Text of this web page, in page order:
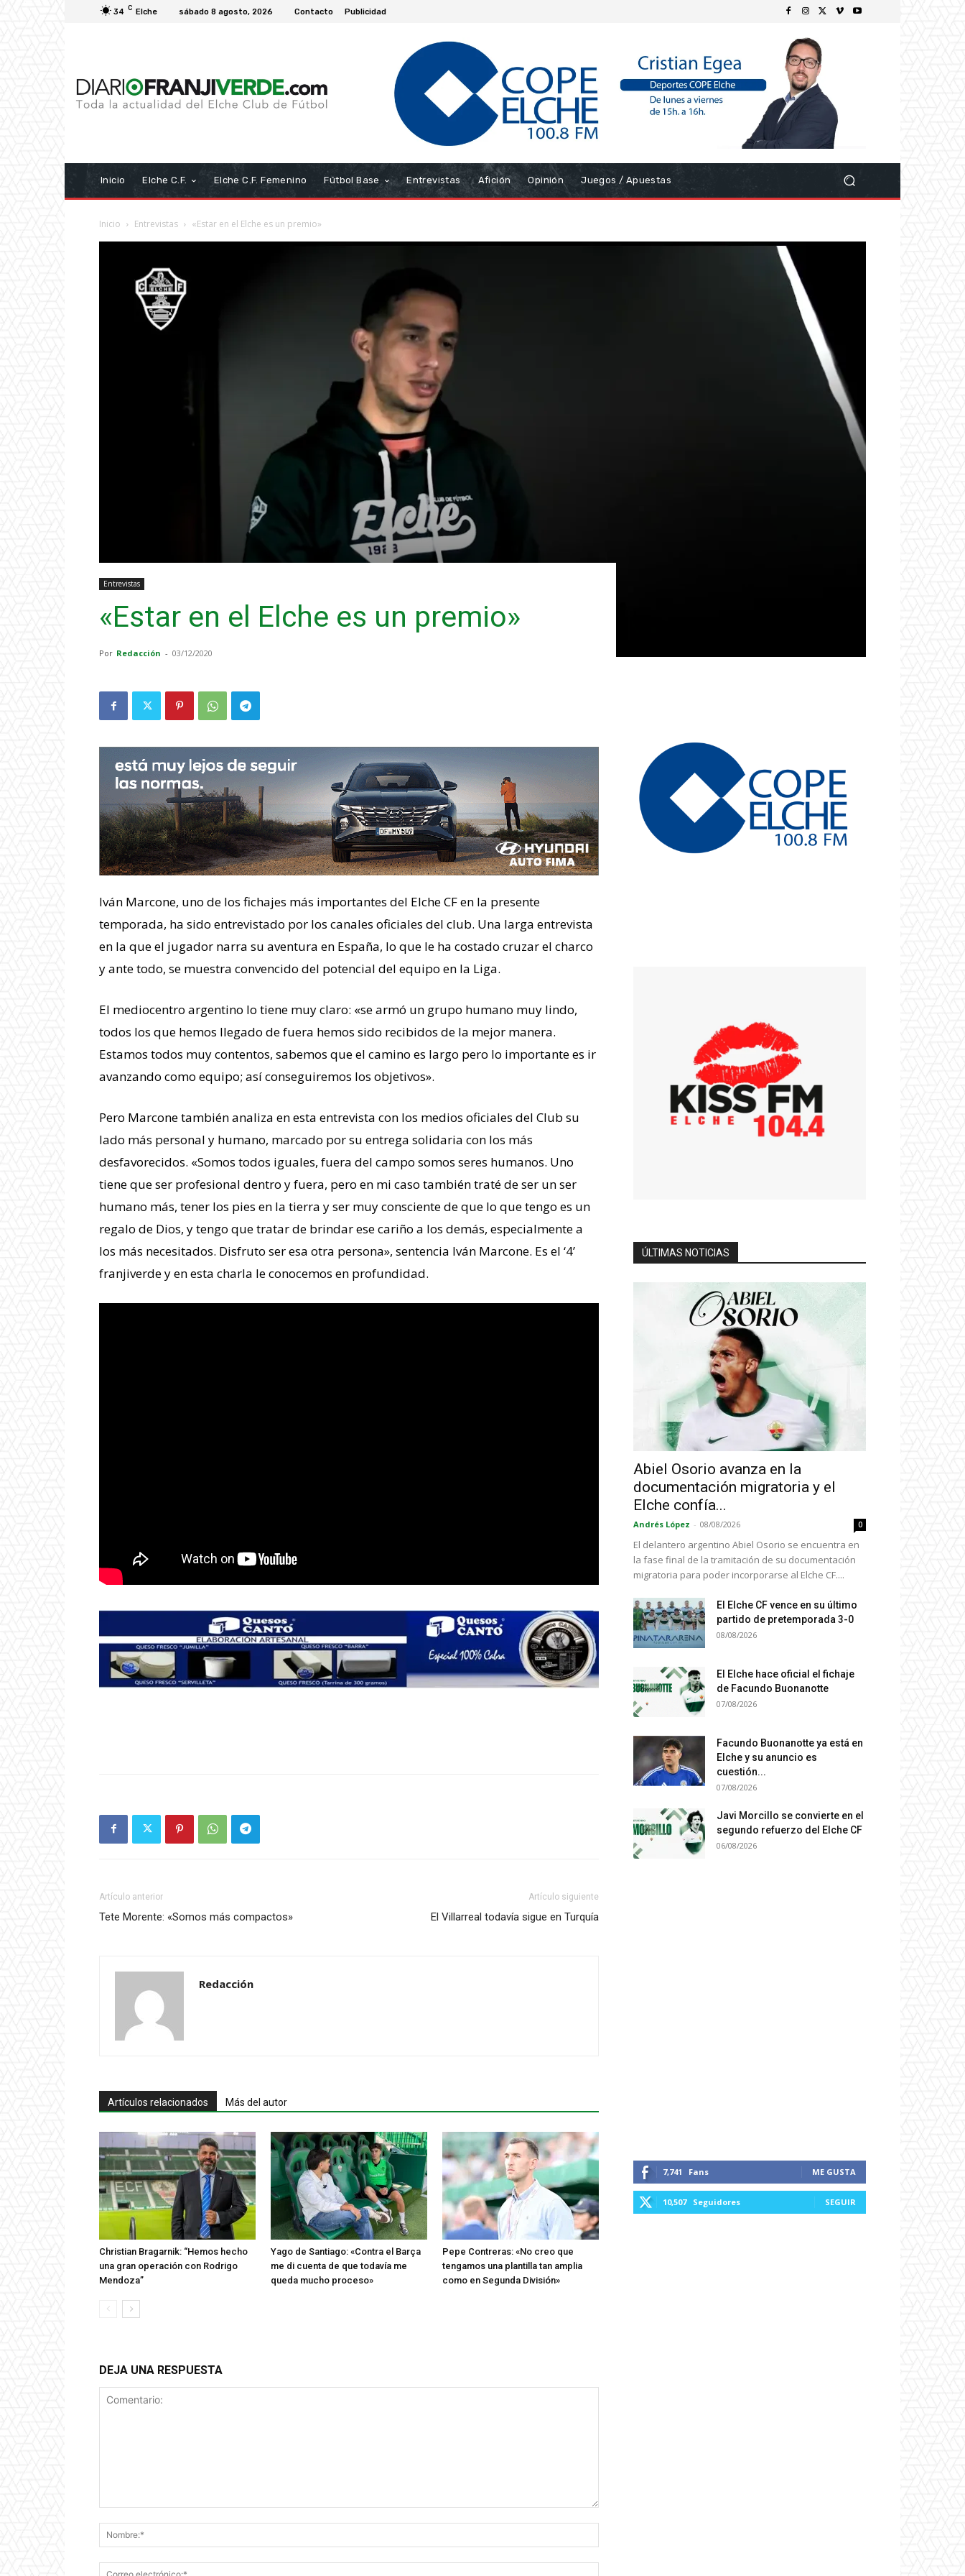
34 C Elche sábado 8 agosto, 2026 Contacto Publicidad
Inicio Elche C.F. Elche C.F. Femenino Fútbol Base Entrevistas Afición Opinión Juegos / Apuestas
Inicio Entrevistas «Estar en el Elche es un premio»
Entrevistas
«Estar en el Elche es un premio»
Por Redacción - 03/12/2020
Iván Marcone, uno de los fichajes más importantes del Elche CF en la presente
temporada, ha sido entrevistado por los canales oficiales del club. Una larga entrevista
en la que el jugador narra su aventura en España, lo que le ha costado cruzar el charco
y ante todo, se muestra convencido del potencial del equipo en la Liga.
El mediocentro argentino lo tiene muy claro: «se armó un grupo humano muy lindo,
todos los que hemos llegado de fuera hemos sido recibidos de la mejor manera.
Estamos todos muy contentos, sabemos que el camino es largo pero lo importante es ir
avanzando como equipo; así conseguiremos los objetivos».
Pero Marcone también analiza en esta entrevista con los medios oficiales del Club su
lado más personal y humano, marcado por su entrega solidaria con los más
desfavorecidos. «Somos todos iguales, fuera del campo somos seres humanos. Uno
tiene que ser profesional dentro y fuera, pero en mi caso también traté de ser un ser
humano más, tener los pies en la tierra y ser muy consciente de que lo que tengo es un
regalo de Dios, y tengo que tratar de brindar ese cariño a los demás, especialmente a
los más necesitados. Disfruto ser esa otra persona», sentencia Iván Marcone. Es el ‘4’
franjiverde y en esta charla le conocemos en profundidad.
Artículo anterior
Tete Morente: «Somos más compactos»
Artículo siguiente
El Villarreal todavía sigue en Turquía
Redacción
Artículos relacionados Más del autor
Christian Bragarnik: “Hemos hecho
una gran operación con Rodrigo
Mendoza”
Yago de Santiago: «Contra el Barça
me di cuenta de que todavía me
queda mucho proceso»
Pepe Contreras: «No creo que
tengamos una plantilla tan amplia
como en Segunda División»
DEJA UNA RESPUESTA
ÚLTIMAS NOTICIAS
Abiel Osorio avanza en la
documentación migratoria y el
Elche confía...
Andrés López - 08/08/2026 0
El delantero argentino Abiel Osorio se encuentra en
la fase final de la tramitación de su documentación
migratoria para poder incorporarse al Elche CF....
El Elche CF vence en su último
partido de pretemporada 3-0
08/08/2026
El Elche hace oficial el fichaje
de Facundo Buonanotte
07/08/2026
Facundo Buonanotte ya está en
Elche y su anuncio es
cuestión...
07/08/2026
Javi Morcillo se convierte en el
segundo refuerzo del Elche CF
06/08/2026
7,741 Fans ME GUSTA
10,507 Seguidores SEGUIR